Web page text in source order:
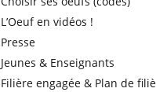
L’Oeuf en vidéos !
Presse
Jeunes & Enseignants
Filière engagée & Plan de